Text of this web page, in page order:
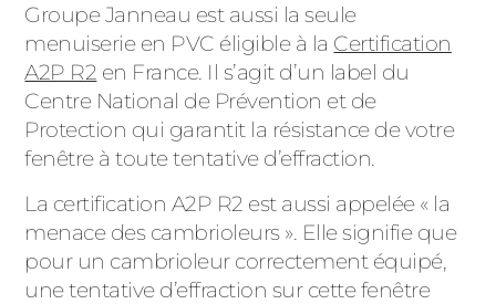
Groupe Janneau est aussi la seule
menuiserie en PVC éligible à la Certification
A2P R2 en France. Il s’agit d’un label du
Centre National de Prévention et de
Protection qui garantit la résistance de votre
fenêtre à toute tentative d’effraction.
La certification A2P R2 est aussi appelée « la
menace des cambrioleurs ». Elle signifie que
pour un cambrioleur correctement équipé,
une tentative d’effraction sur cette fenêtre